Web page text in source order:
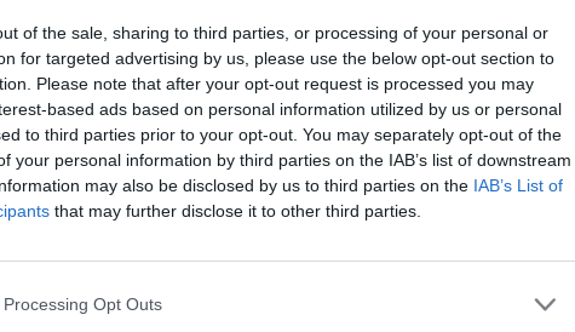
of the sale, sharing to third parties, or processing of your personal or
for targeted advertising by us, please use the below opt-out section to
Please note that after your opt-out request is processed you may
based ads based on personal information utilized by us or personal
to third parties prior to your opt-out. You may separately opt-out of the
your personal information by third parties on the IAB’s list of downstream
may also be disclosed by us to third parties on the IAB’s List of
that may further disclose it to other third parties.
Opt Outs
då och då kunnat glädjas åt minuspriser, där
vare ett stort överskott av solel i Europa.
bli betydligt färre i Sverige.
se många timmar med negativa elpriser. Men
får vi inte samma smittoeffekt från
mer med vattnet och då uteblir en del av
säger Johan Sigvardsson.
roll även efter semestrarna.
ovanligt dyr höst, men Bixia poängterar att
ändra spelreglerna innan vintern står för